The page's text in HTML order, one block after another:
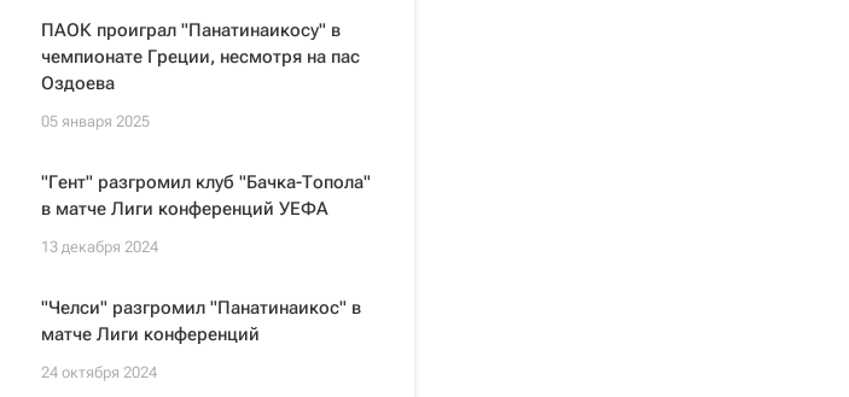
ПАОК проиграл "Панатинаикосу" в
чемпионате Греции, несмотря на пас
Оздоева
05 января 2025
"Гент" разгромил клуб "Бачка-Топола"
в матче Лиги конференций УЕФА
13 декабря 2024
"Челси" разгромил "Панатинаикос" в
матче Лиги конференций
24 октября 2024